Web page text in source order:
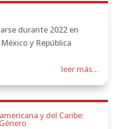
durante 2022 en
y República
leer más…
y del Caribe: